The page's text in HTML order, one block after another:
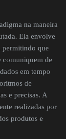
na maneira
Ela envolve
permitindo que
comuniquem de
em tempo
de
e precisas. A
realizadas por
produtos e